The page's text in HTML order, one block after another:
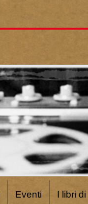
Eventi I libri